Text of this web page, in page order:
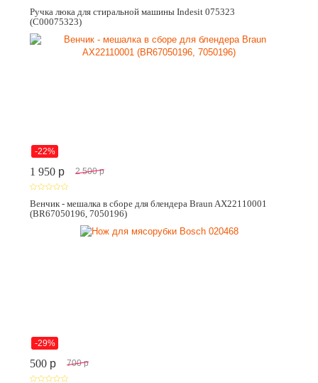
Ручка люка для стиральной машины Indesit 075323
(C00075323)
-22%
1 950 p 2 500 p
Венчик - мешалка в сборе для блендера Braun AX22110001
(BR67050196, 7050196)
-29%
500 p 700 p